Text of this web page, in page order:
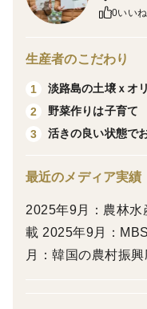
火を入れるとあふれ
―――――販売実績
ミシュラン系列店舗
などに納品させていた
また、毎年1,000世帯
―――――商品内容
完熟玉ねぎ 20kg箱
スーパーの玉ねぎよ
庭で長くご愛顧いただ
0いいね
生産者のこだわり
1
淡路島の土壌ｘオ
2
野菜作りは子育て
3
活きの良い状態で
最近のメディア実績
2025年9月：農林
載 2025年9月：
月：韓国の農村振